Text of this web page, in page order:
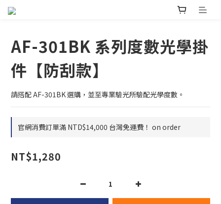
AF-301BK 系列度數光學掛
件【防刮款】
請搭配 AF-301BK 選購，並至專業驗光所驗配光學度數。
官網消費訂單滿 NTD$14,000 台灣免運費！ on order
NT$1,280